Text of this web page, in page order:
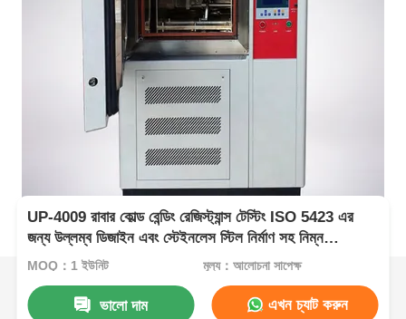
UP-4009 রাবার কোল্ড বেন্ডিং রেজিস্ট্যান্স টেস্টিং ISO 5423 এর
জন্য উল্লম্ব ডিজাইন এবং স্টেইনলেস স্টিল নির্মাণ সহ নিম্ন
তাপমাত্রার ফ্লেক্সিং টেস্টিং মেশিন
MOQ：1 ইউনিট মূল্য：আলোচনা সাপেক্ষ
ভালো দাম এখন চ্যাট করুন